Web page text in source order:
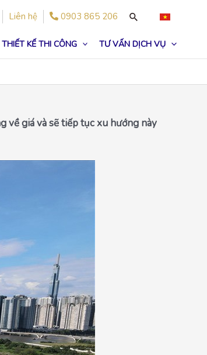
Liên hệ 0903 865 206
THIẾT KẾ THI CÔNG TƯ VẤN DỊCH VỤ
về giá và sẽ tiếp tục xu hướng này